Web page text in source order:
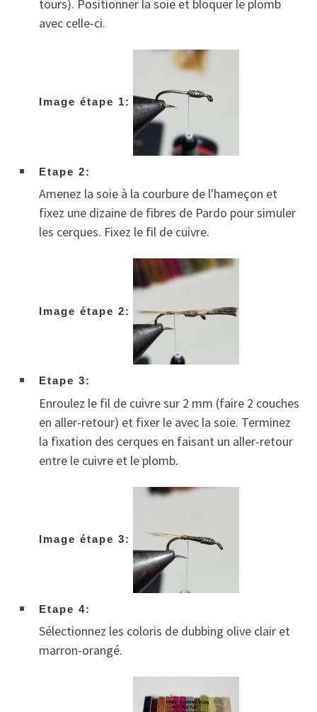
tours). Positionner la soie et bloquer le plomb
avec celle-ci.
Image étape 1:
Etape 2:
Amenez la soie à la courbure de l'hameçon et
fixez une dizaine de fibres de Pardo pour simuler
les cerques. Fixez le fil de cuivre.
Image étape 2:
Etape 3:
Enroulez le fil de cuivre sur 2 mm (faire 2 couches
en aller-retour) et fixer le avec la soie. Terminez
la fixation des cerques en faisant un aller-retour
entre le cuivre et le plomb.
Image étape 3:
Etape 4:
Sélectionnez les coloris de dubbing olive clair et
marron-orangé.